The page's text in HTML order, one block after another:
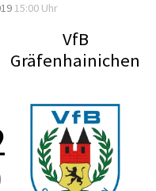
15:00 Uhr
VfB
Gräfenhainichen